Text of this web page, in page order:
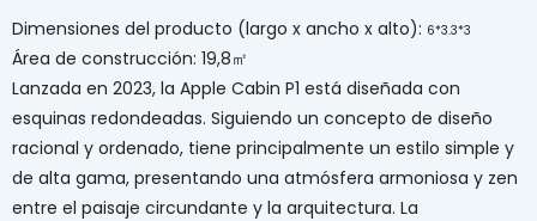
Dimensiones del producto (largo x ancho x alto): 6*3.3*3
Área de construcción: 19,8㎡
Lanzada en 2023, la Apple Cabin P1 está diseñada con
esquinas redondeadas. Siguiendo un concepto de diseño
racional y ordenado, tiene principalmente un estilo simple y
de alta gama, presentando una atmósfera armoniosa y zen
entre el paisaje circundante y la arquitectura. La